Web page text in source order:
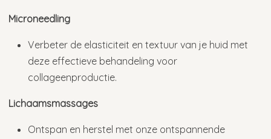
Microneedling
Verbeter de elasticiteit en textuur van je huid met
deze effectieve behandeling voor
collageenproductie.
Lichaamsmassages
Ontspan en herstel met onze ontspannende